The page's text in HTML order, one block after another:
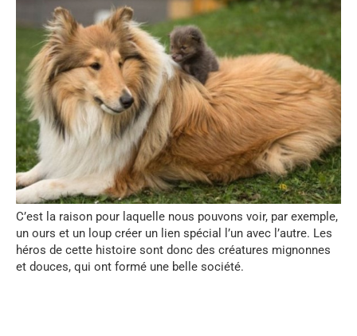
C’est la raison pour laquelle nous pouvons voir, par exemple,
un ours et un loup créer un lien spécial l’un avec l’autre. Les
héros de cette histoire sont donc des créatures mignonnes
et douces, qui ont formé une belle société.